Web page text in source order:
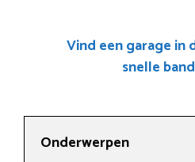
Vind een garage in
snelle
Onderwerpen